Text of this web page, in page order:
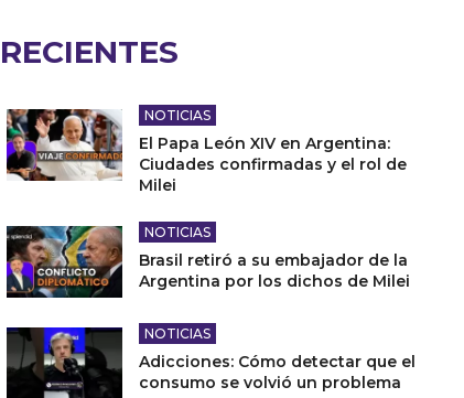
RECIENTES
NOTICIAS
El Papa León XIV en Argentina:
Ciudades confirmadas y el rol de
Milei
NOTICIAS
Brasil retiró a su embajador de la
Argentina por los dichos de Milei
NOTICIAS
Adicciones: Cómo detectar que el
consumo se volvió un problema